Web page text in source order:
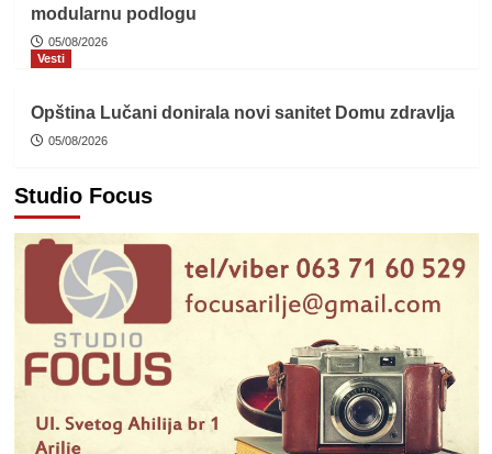
modularnu podlogu
05/08/2026
Vesti
Opština Lučani donirala novi sanitet Domu zdravlja
05/08/2026
Studio Focus